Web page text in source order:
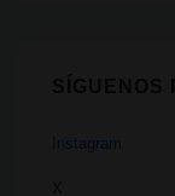
Instagram
X